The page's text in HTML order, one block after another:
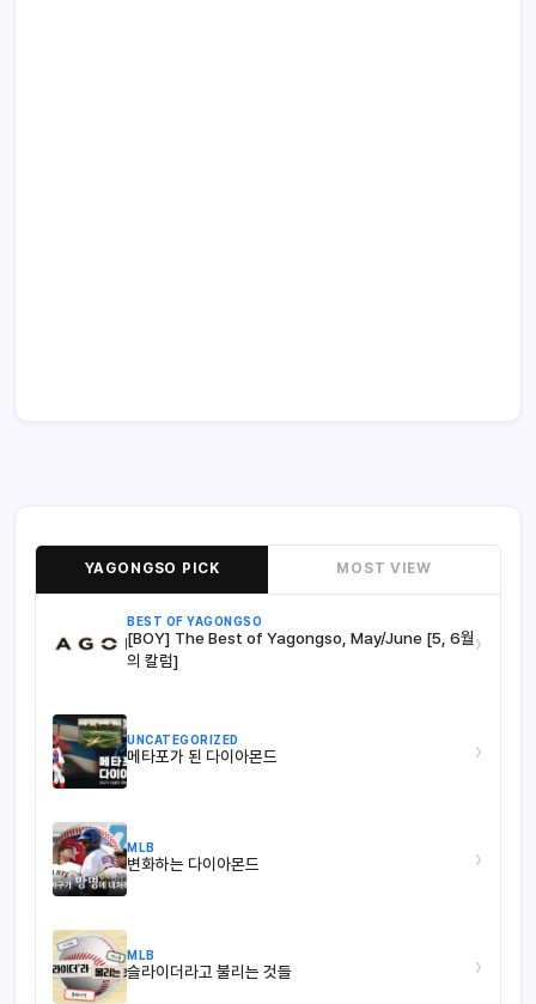
YAGONGSO PICK MOST VIEW
BEST OF YAGONGSO
[BOY] The Best of Yagongso, May/June [5, 6월
의 칼럼]
›
UNCATEGORIZED
메타포가 된 다이아몬드 ›
MLB
변화하는 다이아몬드 ›
MLB
슬라이더라고 불리는 것들 ›